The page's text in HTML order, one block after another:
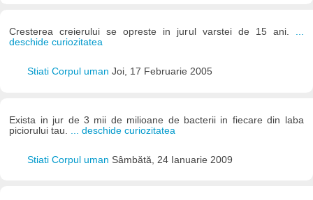
Cresterea creierului se opreste in jurul varstei de 15 ani.
deschide curiozitatea
Stiati Corpul uman Joi, 17 Februarie 2005
Exista in jur de 3 mii de milioane de bacterii in fiecare din laba
piciorului tau.
... deschide curiozitatea
Stiati Corpul uman Sâmbătă, 24 Ianuarie 2009